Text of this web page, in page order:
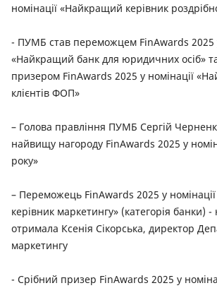
номінації «Найкращий керівник
- ПУМБ став переможцем FinAwards 2025
«Найкращий банк для юридичних осіб»
призером FinAwards 2025 у номінації
клієнтів ФОП»
– Голова правління ПУМБ Сергій
найвищу нагороду FinAwards 2025 у
року»
– Переможець FinAwards 2025 у
керівник маркетингу» (категорія банки) -
отримала Ксенія Сікорська, директор
маркетингу
- Срібний призер FinAwards 2025 у